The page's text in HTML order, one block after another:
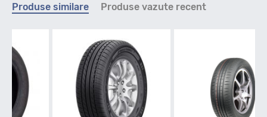
Indice greutate
79
Produse similare Produse vazute recent